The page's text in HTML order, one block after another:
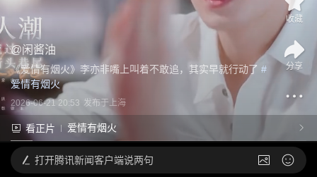
@闲酱油
《爱情有烟火》李亦非嘴上叫着不敢追，其实早就行动了 #
爱情有烟火
2026-06-21 20:53 发布于上海
看正片 爱情有烟火
收藏
分享
打开腾讯新闻客户端说两句